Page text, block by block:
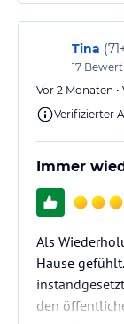
Tina (
17
Vor 2 Monaten
Verifizierter
Immer
Als
Hause
den